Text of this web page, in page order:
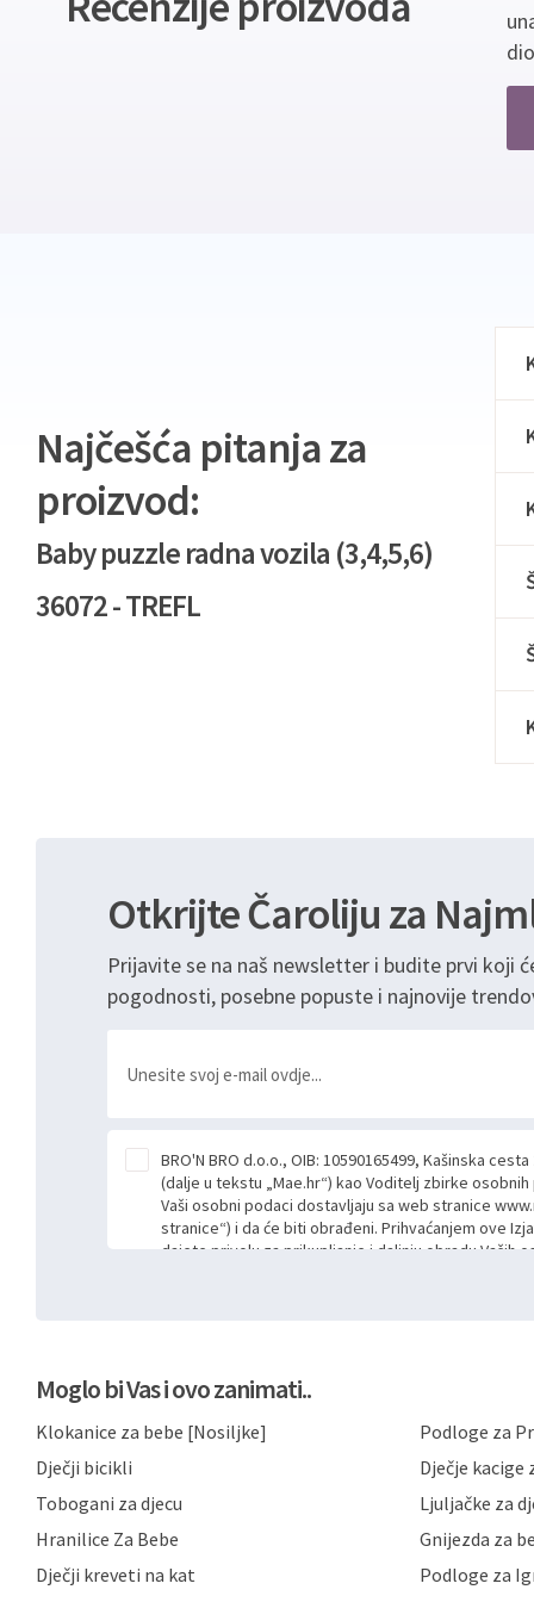
Najčešća pitanja za
proizvod:
Baby puzzle radna vozila (3,4,5,6)
36072 - TREFL
Otkrijte Čaroliju za
Prijavite se na naš newsletter i budite prvi koji
pogodnosti, posebne popuste i najnovije
BRO'N BRO d.o.o., OIB: 10590165499, Kašinska
(dalje u tekstu „Mae.hr“) kao Voditelj zbirke
Vaši osobni podaci dostavljaju sa web stranice
stranice“) i da će biti obrađeni. Prihvaćanjem ove
dajete privolu za prikupljanje i daljnju obradu Vaših
Mae.hr putem ovih web stranica u svrhu odgovora i
poslan kroz kontakt obrazac. Radi se o
niste dužni prihvatiti odnosno niste dužni unositi
možete pročitati ovdje, sukladno Politici privatnosti
primjenu odgovarajućih tehničkih i sigurnosnih
privatnost svojih korisnika i posjetitelja web
podataka te omogućava pristup i priopćavanje
trećim osobama samo u slučajevima koji su
možete u svako doba, u potpunosti ili djelomice,
dane privole i zatražiti prestanak aktivnosti obrade
Moglo bi Vas i ovo zanimati..
Klokanice za bebe [Nosiljke] Podloge za
Dječji bicikli
Dječje kacige
Tobogani za djecu
Ljuljačke za
Hranilice Za Bebe
Gnijezda za
Dječji kreveti na kat
Podloge za